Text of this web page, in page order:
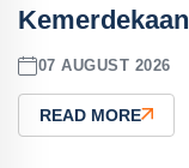
Kemerdekaan
07 AUGUST 2026
READ MORE